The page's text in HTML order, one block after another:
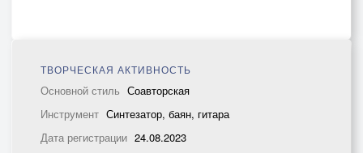
ТВОРЧЕСКАЯ АКТИВНОСТЬ
Основной стиль Соавторская
Инструмент Синтезатор, баян, гитара
Дата регистрации 24.08.2023